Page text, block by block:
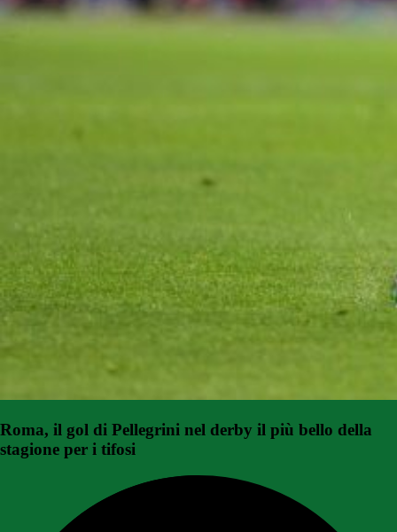
Roma, il gol di Pellegrini nel derby il più bello della
stagione per i tifosi